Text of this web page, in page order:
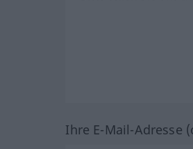
Ihre E-Mail-Adresse